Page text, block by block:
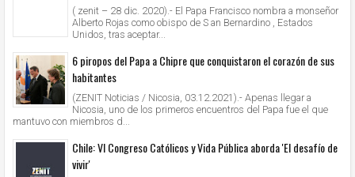
( zenit – 28 dic. 2020).- El Papa Francisco nombra a monseñor
Alberto Rojas como obispo de S an Bernardino , Estados
Unidos, tras aceptar...
6 piropos del Papa a Chipre que conquistaron el corazón de sus
habitantes
(ZENIT Noticias / Nicosia, 03.12.2021).- Apenas llegar a
Nicosia, uno de los primeros encuentros del Papa fue el que
mantuvo con miembros d...
Chile: VI Congreso Católicos y Vida Pública aborda 'El desafío de
vivir'